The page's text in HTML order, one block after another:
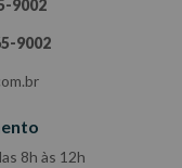
9002
9002
8h às 12h